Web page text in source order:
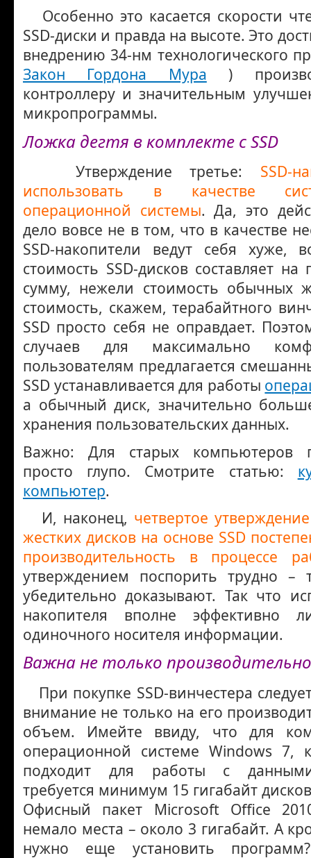
Особенно это касается скорости
SSD-диски и правда на высоте. Это
внедрению 34-нм технологического
Закон Гордона Мура )
контроллеру и значительным
микропрограммы.
Ложка дегтя в комплекте с SSD
Утверждение третье: SSD-
использовать в качестве
операционной системы. Да, это
дело вовсе не в том, что в качестве
SSD-накопители ведут себя хуже,
стоимость SSD-дисков составляет
сумму, нежели стоимость обычных
стоимость, скажем, терабайтного
SSD просто себя не оправдает.
случаев для максимально
пользователям предлагается
SSD устанавливается для работы
а обычный диск, значительно
хранения пользовательских данных.
Важно: Для старых компьютеров
просто глупо. Смотрите статью:
компьютер.
И, наконец, четвертое
жестких дисков на основе SSD
производительность в процессе
утверждением поспорить трудно –
убедительно доказывают. Так что
накопителя вполне эффективно
одиночного носителя информации.
Важна не только
При покупке SSD-винчестера
внимание не только на его
объем. Имейте ввиду, что для
операционной системе Windows 7,
подходит для работы с
требуется минимум 15 гигабайт
Офисный пакет Microsoft Office
немало места – около 3 гигабайт. А
нужно еще установить